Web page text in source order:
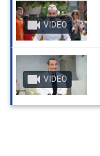
VIDEO
VIDEO